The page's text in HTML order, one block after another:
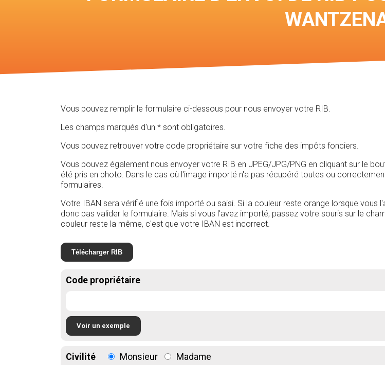
Vous pouvez remplir le formulaire ci-dessous pour nous envoyer votre RIB.
Les champs marqués d'un * sont obligatoires.
Vous pouvez retrouver votre code propriétaire sur votre fiche des impôts fonciers.
Vous pouvez également nous envoyer votre RIB en JPEG/JPG/PNG en cliquant sur le
été pris en photo. Dans le cas où l'image importé n'a pas récupéré toutes ou
formulaires.
Votre IBAN sera vérifié une fois importé ou saisi. Si la couleur reste orange lorsque
donc pas valider le formulaire. Mais si vous l'avez importé, passez votre souris sur le
couleur reste la même, c'est que votre IBAN est incorrect.
Télécharger RIB
Code propriétaire
Voir un exemple
Civilité Monsieur Madame